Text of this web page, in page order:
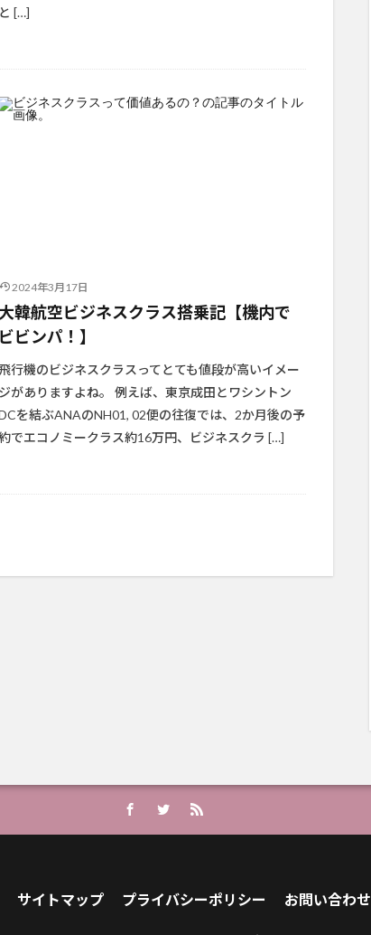
と […]
2024年3月17日
大韓航空ビジネスクラス搭乗記【機内で
ビビンパ！】
行機のビジネスクラスってとても値段が高いイメー
ジがありますよね。 例えば、東京成田とワシントン
を結ぶANAのNH01, 02便の往復では、2か月後の予
でエコノミークラス約16万円、ビジネスクラ […]
サイトマップ プライバシーポリシー お問い合わせ